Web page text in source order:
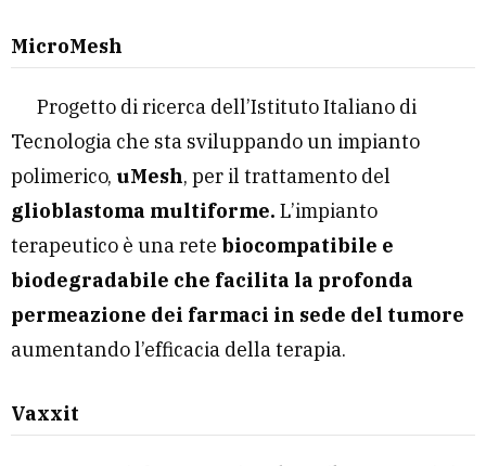
MicroMesh
Progetto di ricerca dell’Istituto Italiano di
Tecnologia che sta sviluppando un impianto
polimerico, uMesh, per il trattamento del
glioblastoma multiforme. L’impianto
terapeutico è una rete biocompatibile e
biodegradabile che facilita la profonda
permeazione dei farmaci in sede del tumore
aumentando l’efficacia della terapia.
Vaxxit